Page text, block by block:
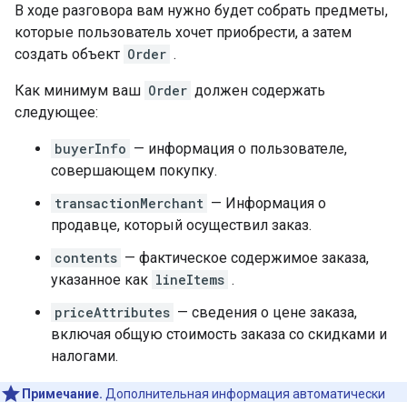
В ходе разговора вам нужно будет собрать предметы,
которые пользователь хочет приобрести, а затем
создать объект Order .
Как минимум ваш Order должен содержать
следующее:
buyerInfo — информация о пользователе,
совершающем покупку.
transactionMerchant — Информация о
продавце, который осуществил заказ.
contents — фактическое содержимое заказа,
указанное как lineItems .
priceAttributes — сведения о цене заказа,
включая общую стоимость заказа со скидками и
налогами.
Примечание. Дополнительная информация автоматически